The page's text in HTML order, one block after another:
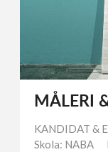
MÅLERI
KANDIDAT &
Skola: NABA